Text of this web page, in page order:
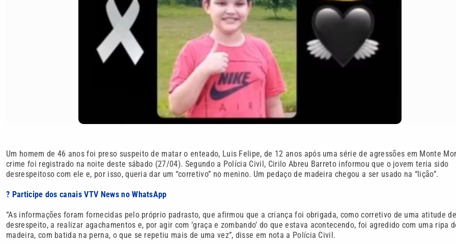
Um homem de 46 anos foi preso suspeito de matar o enteado, Luis Felipe, de 12 anos após uma série de agressões em Monte
crime foi registrado na noite deste sábado (27/04). Segundo a Polícia Civil, Cirilo Abreu Barreto informou que o jovem teria sido
desrespeitoso com ele e, por isso, queria dar um “corretivo” no menino. Um pedaço de madeira chegou a ser usado na “lição”.
? Participe dos canais VTV News no WhatsApp
“As informações foram fornecidas pelo próprio padrasto, que afirmou que a criança foi obrigada, como corretivo de uma atitude de
desrespeito, a realizar agachamentos e, por agir com ‘graça e zombando’ do que estava acontecendo, foi agredido com uma ripa
madeira, com batida na perna, o que se repetiu mais de uma vez”, disse em nota a Polícia Civil.